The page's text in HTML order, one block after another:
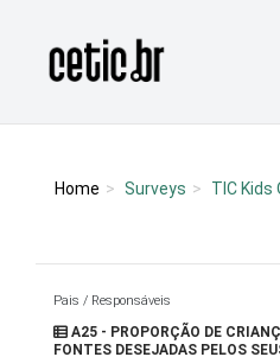
Página inicial
Home Surveys TIC Kids
Pais / Responsáveis
A25 - PROPORÇÃO DE
FONTES DESEJADAS PELOS